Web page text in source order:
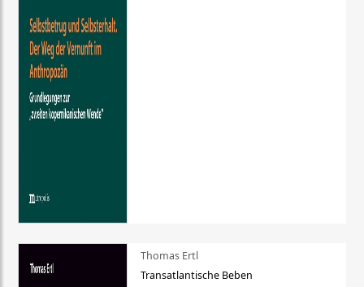
Thomas Ertl
Transatlantische Beben